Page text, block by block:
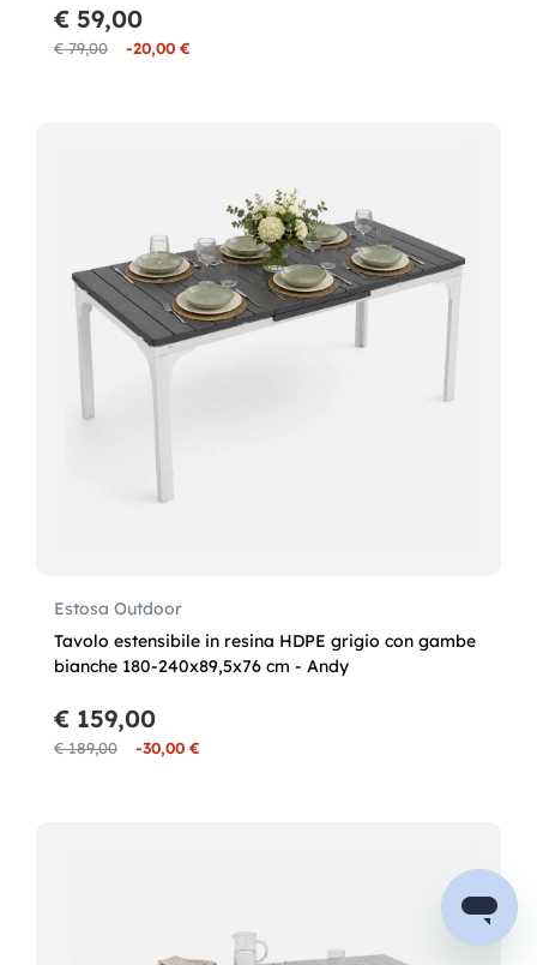
€ 79,00 -20,00 €
€ 59,00
Estosa Outdoor
Tavolo estensibile in resina HDPE grigio con gambe
bianche 180-240x89,5x76 cm - Andy
€ 189,00 -30,00 €
€ 159,00